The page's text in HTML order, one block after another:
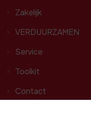
Zakelijk
VERDUURZAMEN
Service
Toolkit
Contact